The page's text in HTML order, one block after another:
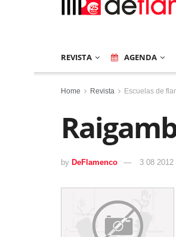
REVISTA AGENDA
Home Revista Escuelas de
by DeFlamenco 3 08 2012